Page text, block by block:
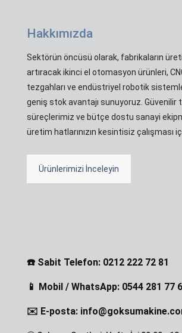
Hakkımızda
Sektörün öncüsü olarak, fabrikaların
artıracak ikinci el otomasyon ürünleri,
tezgahları ve endüstriyel robotik
geniş stok avantajı sunuyoruz. Güvenilir
süreçlerimiz ve bütçe dostu sanayi
üretim hatlarınızın kesintisiz çalışması
Ürünlerimizi İnceleyin
☎️ Sabit Telefon: 0212 222 72 81
📱 Mobil / WhatsApp: 0544 281 77
✉️ E-posta: